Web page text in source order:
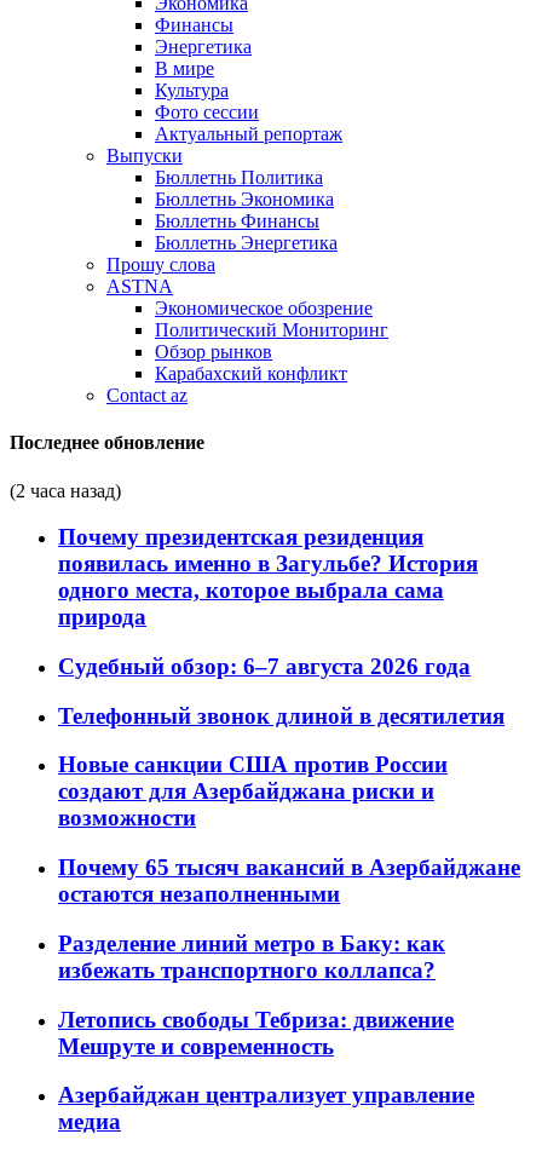
Финансы
Энергетика
В мире
Культура
Фото сессии
Актуальный репортаж
Выпуски
Бюллетнь Политика
Бюллетнь Экономика
Бюллетнь Финансы
Бюллетнь Энергетика
Прошу слова
ASTNA
Экономическое обозрение
Политический Мониторинг
Обзор рынков
Карабахский конфликт
Contact az
Последнее обновление
(2 часа назад)
Почему президентская резиденция
появилась именно в Загульбе? История
одного места, которое выбрала сама
природа
Судебный обзор: 6–7 августа 2026 года
Телефонный звонок длиной в десятилетия
Новые санкции США против России
создают для Азербайджана риски и
возможности
Почему 65 тысяч вакансий в Азербайджане
остаются незаполненными
Разделение линий метро в Баку: как
избежать транспортного коллапса?
Летопись свободы Тебриза: движение
Мешруте и современность
Азербайджан централизует управление
медиа